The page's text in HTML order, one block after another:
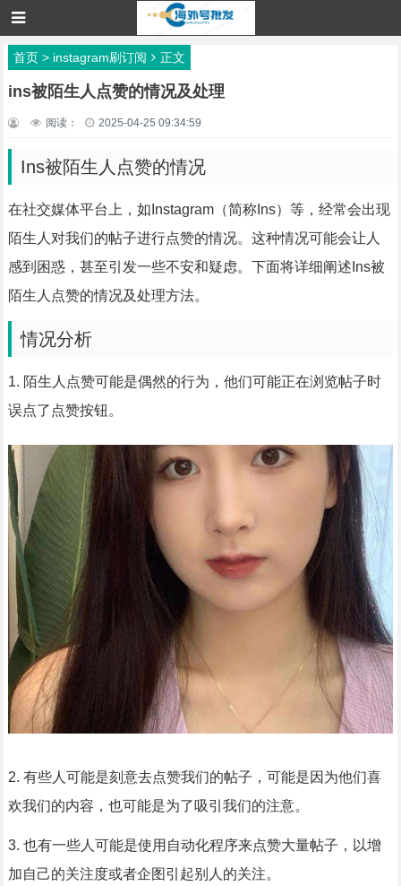
首页> instagram刷订阅 正文
ins被陌生人点赞的情况及处理
阅读： 2025-04-25 09:34:59
Ins被陌生人点赞的情况
在社交媒体平台上，如Instagram（简称Ins）等，经常会出现
陌生人对我们的帖子进行点赞的情况。这种情况可能会让人
感到困惑，甚至引发一些不安和疑虑。下面将详细阐述Ins被
陌生人点赞的情况及处理方法。
情况分析
1. 陌生人点赞可能是偶然的行为，他们可能正在浏览帖子时
误点了点赞按钮。
2. 有些人可能是刻意去点赞我们的帖子，可能是因为他们喜
欢我们的内容，也可能是为了吸引我们的注意。
3. 也有一些人可能是使用自动化程序来点赞大量帖子，以增
加自己的关注度或者企图引起别人的关注。